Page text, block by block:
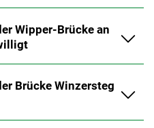
Wipper-Brücke an
Brücke Winzersteg